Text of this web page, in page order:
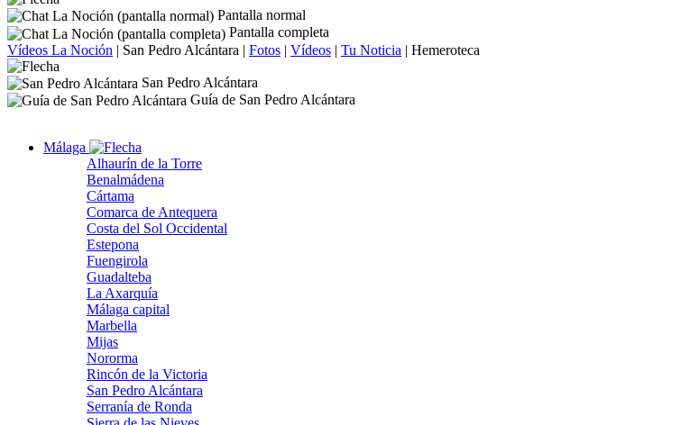
Pantalla normal
Pantalla completa
Vídeos La Noción | San Pedro Alcántara | Fotos | Vídeos | Tu Noticia | Hemeroteca
San Pedro Alcántara
Guía de San Pedro Alcántara
Málaga
Alhaurín de la Torre
Benalmádena
Cártama
Comarca de Antequera
Costa del Sol Occidental
Estepona
Fuengirola
Guadalteba
La Axarquía
Málaga capital
Marbella
Mijas
Nororma
Rincón de la Victoria
San Pedro Alcántara
Serranía de Ronda